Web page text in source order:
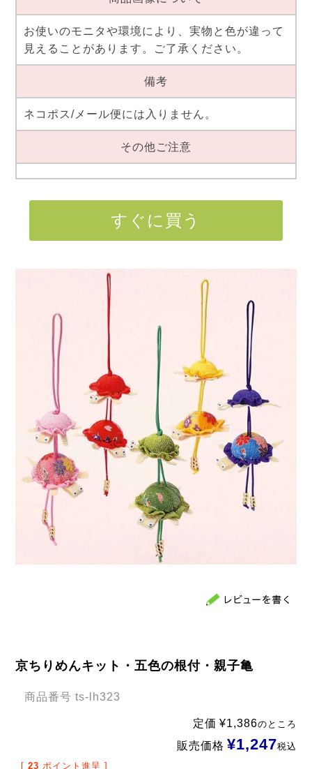
お使いのモニタや環境により、実物と色が違って
見えることがあります。ご了承ください。
備考
ネコポス/メール便には入りません。
その他ご注意
すぐに買う
京ちりめんキット・五色の根付・親子亀
商品番号 ts-lh323
定価 ¥1,386のところ
販売価格 ¥1,247税込
[ 23 ポイント進呈 ]